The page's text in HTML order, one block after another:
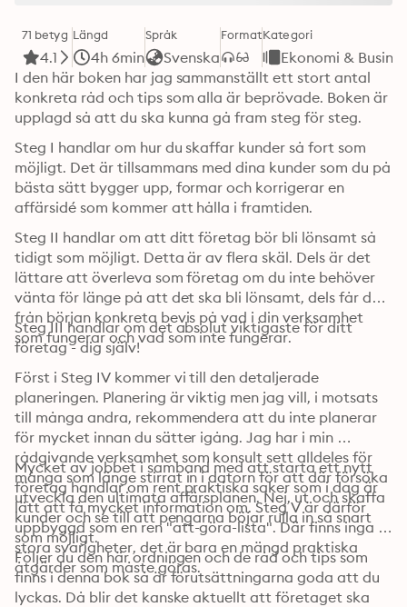
71 betyg
4.1
Längd
4h 6min
Språk
Svenska
FormatKategori
Ekonomi &
I den här boken har jag sammanställt ett stort antal
konkreta råd och tips som alla är beprövade. Boken är
upplagd så att du ska kunna gå fram steg för steg.
Steg I handlar om hur du skaffar kunder så fort som
möjligt. Det är tillsammans med dina kunder som du på
bästa sätt bygger upp, formar och korrigerar en
affärsidé som kommer att hålla i framtiden.
Steg II handlar om att ditt företag bör bli lönsamt så
tidigt som möjligt. Detta är av flera skäl. Dels är det
lättare att överleva som företag om du inte behöver
vänta för länge på att det ska bli lönsamt, dels får du
från början konkreta bevis på vad i din verksamhet
som fungerar och vad som inte fungerar.
Steg III handlar om det absolut viktigaste för ditt
företag - dig själv!
Först i Steg IV kommer vi till den detaljerade
planeringen. Planering är viktig men jag vill, i motsats
till många andra, rekommendera att du inte planerar
för mycket innan du sätter igång. Jag har i min
rådgivande verksamhet som konsult sett alldeles för
många som länge stirrat in i datorn för att där försöka
utveckla den ultimata affärsplanen. Nej, ut och skaffa
kunder och se till att pengarna böjar rulla in så snart
som möjligt.
Mycket av jobbet i samband med att starta ett nytt
företag handlar om rent praktiska saker som i dag är
lätt att få mycket information om. Steg V är därför
uppbyggd som en ren "att-göra-lista". Där finns inga
stora svårigheter, det är bara en mängd praktiska
åtgärder som måste göras.
Följer du den här ordningen och de råd och tips som
finns i denna bok så är förutsättningarna goda att du
lyckas. Då blir det kanske aktuellt att företaget ska